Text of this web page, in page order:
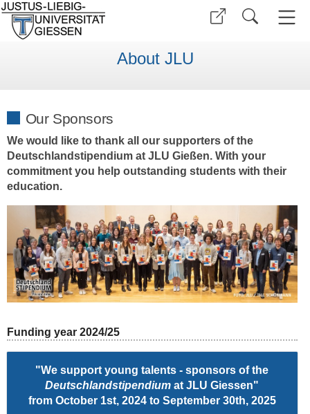
About JLU
Our Sponsors
We would like to thank all our supporters of the
Deutschlandstipendium at JLU Gießen. With your
commitment you help outstanding students with their
education.
Funding year 2024/25
"We support young talents - sponsors of the
Deutschlandstipendium at JLU Giessen"
from October 1st, 2024 to September 30th, 2025